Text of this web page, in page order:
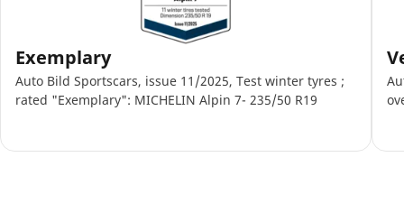
Exemplary
Auto Bild Sportscars, issue 11/2025, Test winter tyres ;
rated "Exemplary": MICHELIN Alpin 7- 235/50 R19